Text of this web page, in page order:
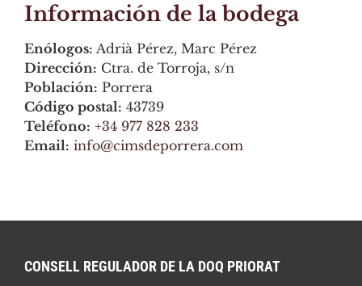
Información de la bodega
Enólogos: Adrià Pérez, Marc Pérez
Dirección: Ctra. de Torroja, s/n
Población: Porrera
Código postal: 43739
Teléfono: +34 977 828 233
Email: info@cimsdeporrera.com
CONSELL REGULADOR DE LA DOQ PRIORAT